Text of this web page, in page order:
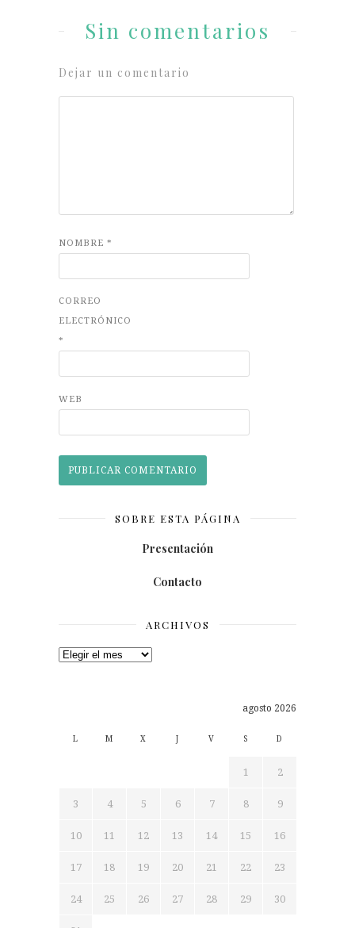
Sin comentarios
Dejar un comentario
NOMBRE *
CORREO
ELECTRÓNICO
*
WEB
SOBRE ESTA PÁGINA
Presentación
Contacto
ARCHIVOS
Archivos
agosto 2026
L M X J V S D
1 2
3 4 5 6 7 8 9
10 11 12 13 14 15 16
17 18 19 20 21 22 23
24 25 26 27 28 29 30